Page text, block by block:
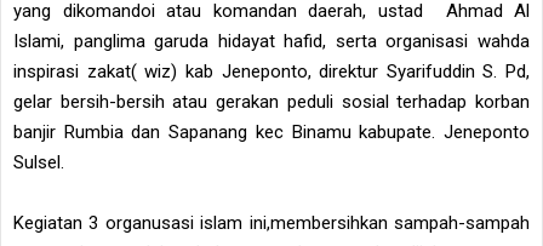
yang dikomandoi atau komandan daerah, ustad Ahmad Al
Islami, panglima garuda hidayat hafid, serta organisasi wahda
inspirasi zakat( wiz) kab Jeneponto, direktur Syarifuddin S. Pd,
gelar bersih-bersih atau gerakan peduli sosial terhadap korban
banjir Rumbia dan Sapanang kec Binamu kabupate. Jeneponto
Sulsel.
Kegiatan 3 organusasi islam ini,membersihkan sampah-sampah